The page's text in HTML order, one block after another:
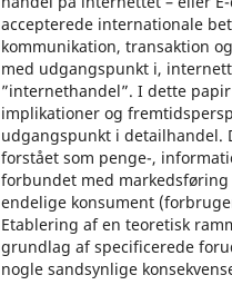
accepterede internationale
kommunikation, transaktion
med udgangspunkt i,
”internethandel”. I dette
implikationer og
udgangspunkt i detailhandel.
forstået som penge-,
forbundet med
endelige konsument
Etablering af en teoretisk
grundlag af specificerede
nogle sandsynlige